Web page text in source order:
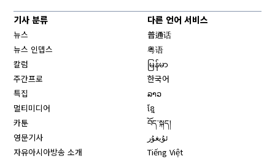
기사 분류
뉴스
뉴스 인뎁스
칼럼
주간프로
특집
멀티미디어
카툰
영문기사
자유아시아방송 소개
다른 언어 서비스
普通话
粤语
မြန်မာ
한국어
ລາວ
ខ្មែ
བོད་སྐད།
ئۇيغۇر
Tiếng Việt